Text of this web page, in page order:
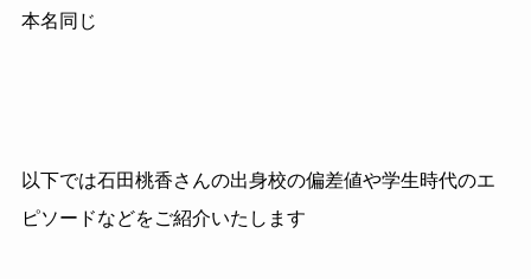
本名同じ
以下では石田桃香さんの出身校の偏差値や学生時代のエ
ピソードなどをご紹介いたします